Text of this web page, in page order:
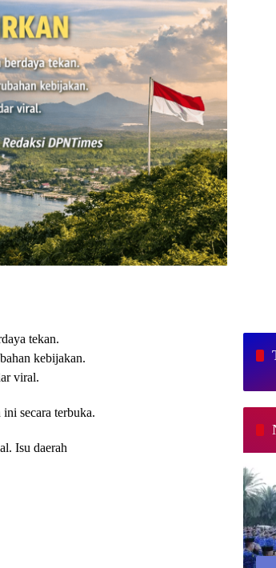
tekan.
kebijakan.
viral.
secara terbuka.
Isu daerah